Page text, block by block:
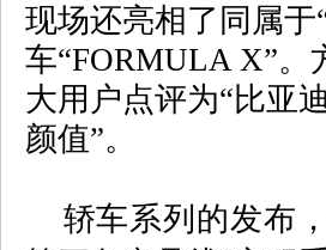
现场还亮相了同属于
车“FORMULA X”。
大用户点评为“比亚
颜值”。
轿车系列的发布